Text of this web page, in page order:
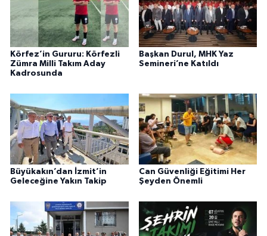
Körfez’in Gururu: Körfezli
Zümra Milli Takım Aday
Kadrosunda
Başkan Durul, MHK Yaz
Semineri’ne Katıldı
Büyükakın’dan İzmit’in
Geleceğine Yakın Takip
Can Güvenliği Eğitimi Her
Şeyden Önemli